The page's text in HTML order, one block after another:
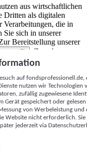
aus wirtschaftlichen
Dritten als digitalen
Verarbeitungen, die in
Sie sich in unserer
Bereitstellung unserer
(5)
. Zwecke:
von Werbeleistung
Kennungen (z. B. login-
mit anderen
usw.) auf
werden, um es
oder einer Webseite
der hier aufgeführten
auf
nutzen wir Technologien
zufällig zugewiesene
Gerät gespeichert oder
von Werbeleistung
Website nicht erforderlich.
jederzeit via